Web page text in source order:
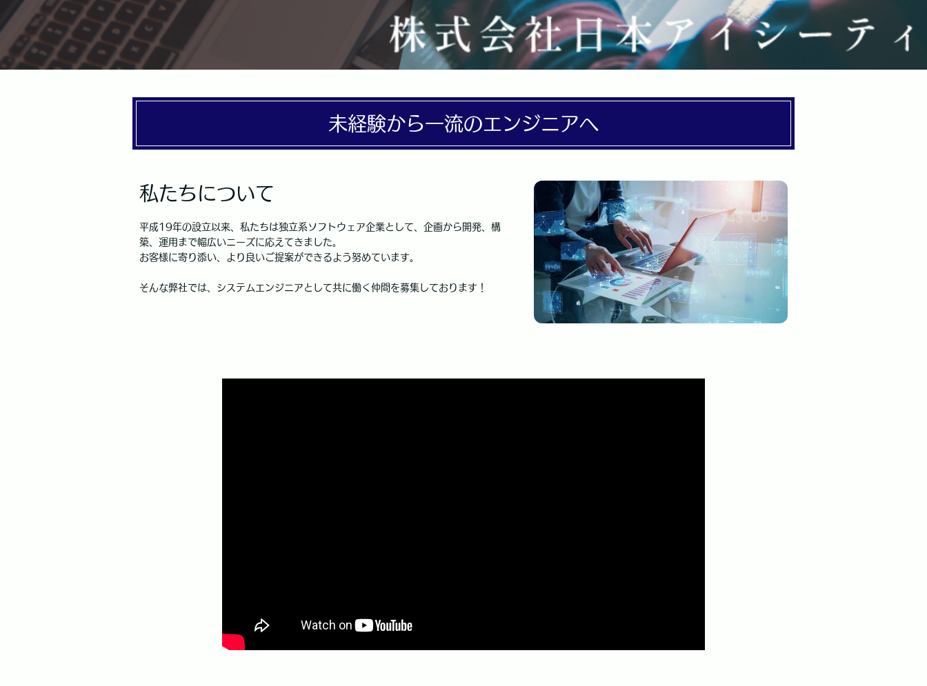
未経験から一流のエンジニアへ
私たちについて
平成19年の設立以来、私たちは独立系ソフトウェア企業として、企画から開発、構
築、運用まで幅広いニーズに応えてきました。
お客様に寄り添い、より良いご提案ができるよう努めています。
そんな弊社では、システムエンジニアとして共に働く仲間を募集しております！